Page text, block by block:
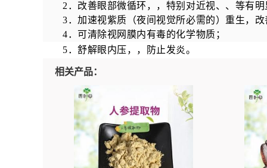
2 ．改善眼部微循环，，特别对近视、、等有
3．加速视紫质（夜间视觉所必需的）重生，
4．可清除视网膜内有毒的化学物质；
5．舒解眼内压，，防止发炎。
相关产品：